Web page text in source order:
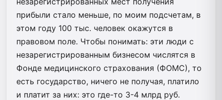
прибыли стало меньше, по моим подсчетам, в
этом году 100 тыс. человек окажутся в
правовом поле. Чтобы понимать: эти люди с
незарегистрированным бизнесом числятся в
Фонде медицинского страхования (ФОМС), то
есть государство, ничего не получая, платило
и платит за них: это где-то 3-4 млрд руб.